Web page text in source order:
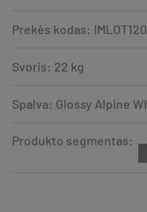
Prekės kodas:
Svoris: 22 kg
Spalva: Glossy Alpine
Produkto segmentas: